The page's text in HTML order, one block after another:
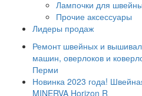
Лампочки для
Прочие аксессуары
Лидеры продаж
Ремонт швейных и
машин, оверлоков и
Перми
Новинка 2023 года!
MINERVA Horizon R